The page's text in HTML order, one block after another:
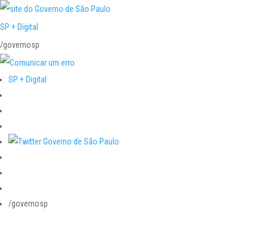
SP + Digital
/governosp
SP + Digital
/governosp